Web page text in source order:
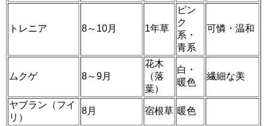
トレニア 8～10月 1年草
ピン
ク
系・
青系
可憐・温和
ムクゲ 8～9月
花木
（落
葉）
白・
暖色
繊細な美
ヤブラン（フイ
リ）
8月 宿根草 暖色